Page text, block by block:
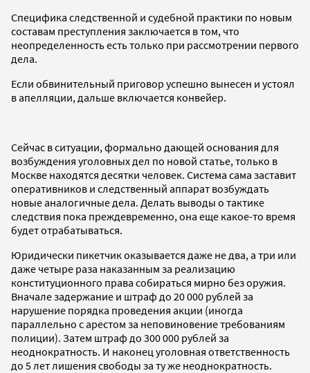
Специфика следственной и судебной практики по новым
составам преступления заключается в том, что
неопределенность есть только при рассмотрении первого
дела.
Если обвинительный приговор успешно вынесен и устоял
в апелляции, дальше включается конвейер.
Сейчас в ситуации, формально дающей основания для
возбуждения уголовных дел по новой статье, только в
Москве находятся десятки человек. Система сама заставит
оперативников и следственный аппарат возбуждать
новые аналогичные дела. Делать выводы о тактике
следствия пока преждевременно, она еще какое-то время
будет отрабатываться.
Юридически пикетчик оказывается даже не два, а три или
даже четыре раза наказанным за реализацию
конституционного права собираться мирно без оружия.
Вначале задержание и штраф до 20 000 рублей за
нарушение порядка проведения акции (иногда
параллельно с арестом за неповиновение требованиям
полиции). Затем штраф до 300 000 рублей за
неоднократность. И наконец уголовная ответственность
до 5 лет лишения свободы за ту же неоднократность.